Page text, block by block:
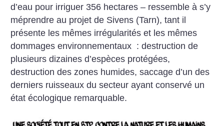
d’eau pour irriguer 356 hectares – ressemble à s’y
méprendre au projet de Sivens (Tarn), tant il
présente les mêmes irrégularités et les mêmes
dommages environnementaux : destruction de
plusieurs dizaines d’espèces protégées,
destruction des zones humides, saccage d’un des
derniers ruisseaux du secteur ayant conservé un
état écologique remarquable.